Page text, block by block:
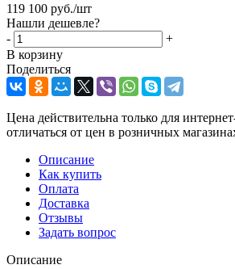
119 100 руб./шт
Нашли дешевле?
-
+
В корзину
Поделиться
Цена действительна только для
отличаться от цен в розничных
Описание
Как купить
Оплата
Доставка
Отзывы
Задать вопрос
Описание